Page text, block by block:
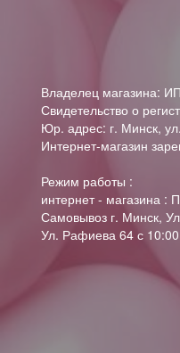
Владелец магазина:
Свидетельство о
Юр. адрес: г. Минск,
Интернет-магазин
Режим работы :
интернет - магазина :
Самовывоз г. Минск,
Ул. Рафиева 64 с